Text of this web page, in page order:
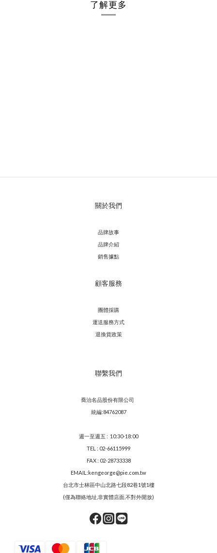
了解更多
關於我們
品牌故事
品牌介紹
銷售據點
顧客服務
團體採購
運送服務方式
退換貨政策
聯繫我們
喬治名品股份有限公司
統編:84762087
週一至週五 : 10:30-18:00
TEL : 02-66115999
FAX : 02-28733338
EMAIL:kengeorge@pie.com.tw
台北市士林區中山北路七段82巷1號1樓
(僅為聯絡地址,非實體店面,不對外開放)